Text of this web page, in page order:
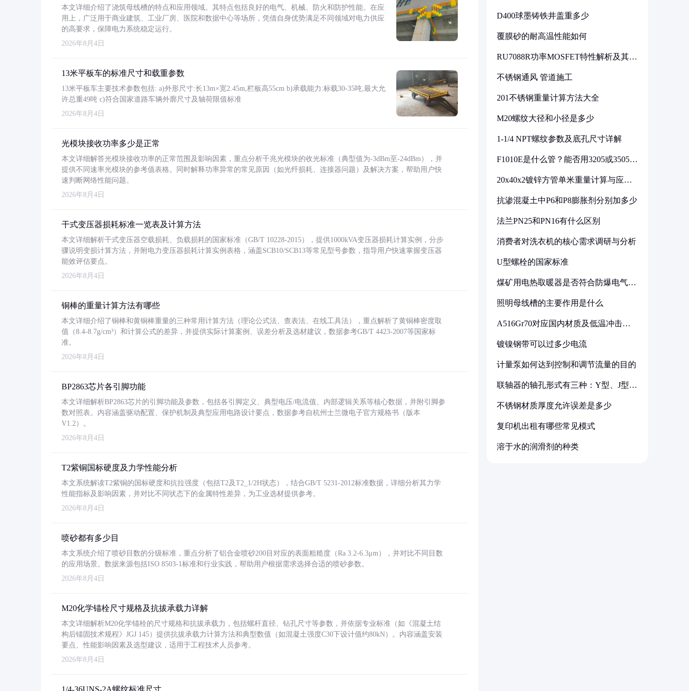
本文详细介绍了浇筑母线槽的特点和应用领域。其特点包括良好的电气、机械、防火和防护性能。在应
用上，广泛用于商业建筑、工业厂房、医院和数据中心等场所，凭借自身优势满足不同领域对电力供应
的高要求，保障电力系统稳定运行。
2026年8月4日
13米平板车的标准尺寸和载重参数
13米平板车主要技术参数包括: a)外形尺寸:长13m×宽2.45m,栏板高55cm b)承载能力:标载30-35吨,最大允
许总重49吨 c)符合国家道路车辆外廓尺寸及轴荷限值标准
2026年8月4日
光模块接收功率多少是正常
本文详细解答光模块接收功率的正常范围及影响因素，重点分析千兆光模块的收光标准（典型值为-3dBm至-24dBm），并
提供不同速率光模块的参考值表格。同时解释功率异常的常见原因（如光纤损耗、连接器问题）及解决方案，帮助用户快
速判断网络性能问题。
2026年8月4日
干式变压器损耗标准一览表及计算方法
本文详细解析干式变压器空载损耗、负载损耗的国家标准（GB/T 10228-2015），提供1000kVA变压器损耗计算实例，分步
骤说明变损计算方法，并附电力变压器损耗计算实例表格，涵盖SCB10/SCB13等常见型号参数，指导用户快速掌握变压器
能效评估要点。
2026年8月4日
铜棒的重量计算方法有哪些
本文详细介绍了铜棒和黄铜棒重量的三种常用计算方法（理论公式法、查表法、在线工具法），重点解析了黄铜棒密度取
值（8.4-8.7g/cm³）和计算公式的差异，并提供实际计算案例、误差分析及选材建议，数据参考GB/T 4423-2007等国家标
准。
2026年8月4日
BP2863芯片各引脚功能
本文详细解析BP2863芯片的引脚功能及参数，包括各引脚定义、典型电压/电流值、内部逻辑关系等核心数据，并附引脚参
数对照表。内容涵盖驱动配置、保护机制及典型应用电路设计要点，数据参考自杭州士兰微电子官方规格书（版本
V1.2）。
2026年8月4日
T2紫铜国标硬度及力学性能分析
本文系统解读T2紫铜的国标硬度和抗拉强度（包括T2及T2_1/2H状态），结合GB/T 5231-2012标准数据，详细分析其力学
性能指标及影响因素，并对比不同状态下的金属特性差异，为工业选材提供参考。
2026年8月4日
喷砂都有多少目
本文系统介绍了喷砂目数的分级标准，重点分析了铝合金喷砂200目对应的表面粗糙度（Ra 3.2-6.3μm），并对比不同目数
的应用场景。数据来源包括ISO 8503-1标准和行业实践，帮助用户根据需求选择合适的喷砂参数。
2026年8月4日
M20化学锚栓尺寸规格及抗拔承载力详解
本文详细解析M20化学锚栓的尺寸规格和抗拔承载力，包括螺杆直径、钻孔尺寸等参数，并依据专业标准（如《混凝土结
构后锚固技术规程》JGJ 145）提供抗拔承载力计算方法和典型数值（如混凝土强度C30下设计值约80kN）。内容涵盖安装
要点、性能影响因素及选型建议，适用于工程技术人员参考。
2026年8月4日
1/4-36UNS-2A螺纹标准尺寸
D400球墨铸铁井盖重多少
覆膜砂的耐高温性能如何
RU7088R功率MOSFET特性解析及其在
不锈钢通风 管道施工
201不锈钢重量计算方法大全
M20螺纹大径和小径是多少
1-1/4 NPT螺纹参数及底孔尺寸详解
F1010E是什么管？能否用3205或3505代
20x40x2镀锌方管单米重量计算与应用
抗渗混凝土中P6和P8膨胀剂分别加多少
法兰PN25和PN16有什么区别
消费者对洗衣机的核心需求调研与分析
U型螺栓的国家标准
煤矿用电热取暖器是否符合防爆电气设
照明母线槽的主要作用是什么
A516Gr70对应国内材质及低温冲击要
镀镍钢带可以过多少电流
计量泵如何达到控制和调节流量的目的
联轴器的轴孔形式有三种：Y型、J型、
不锈钢材质厚度允许误差是多少
复印机出租有哪些常见模式
溶于水的润滑剂的种类